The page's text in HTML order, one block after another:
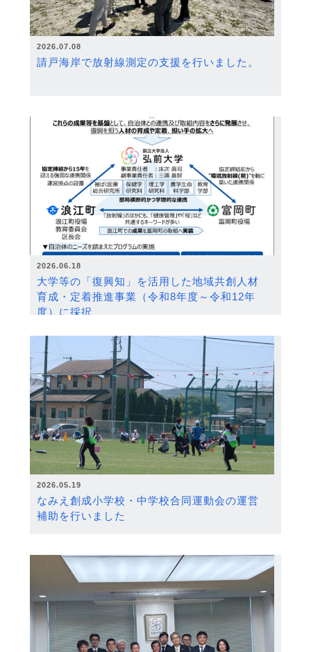
2026.07.08
請戸海岸で放射線測定の支援を行いました。
2026.06.18
大学等の「復興知」を活用した地域共創人材
育成・定着推進事業（令和8年度～令和12年
度）に採択
2026.05.19
なみえ創成小学校・中学校合同運動会の運営
補助を行いました